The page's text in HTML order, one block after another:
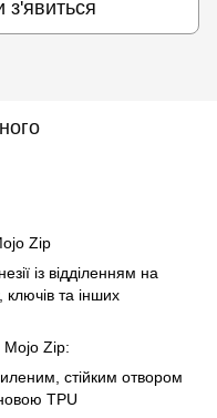
з'явиться
Zip
із відділенням на
та інших
Mojo Zip:
стійким отвором
TPU